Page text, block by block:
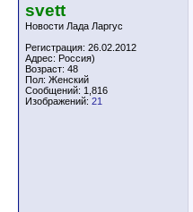
svett
Новости Лада Ларгус
Регистрация: 26.02.2012
Адрес: Россия)
Возраст: 48
Пол: Женский
Сообщений: 1,816
Изображений: 21